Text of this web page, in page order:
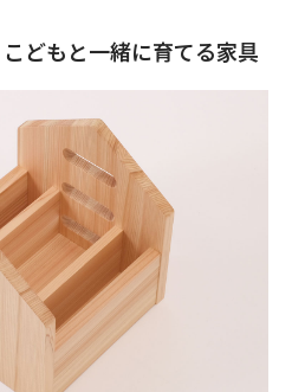
どもと一緒に育てる家具